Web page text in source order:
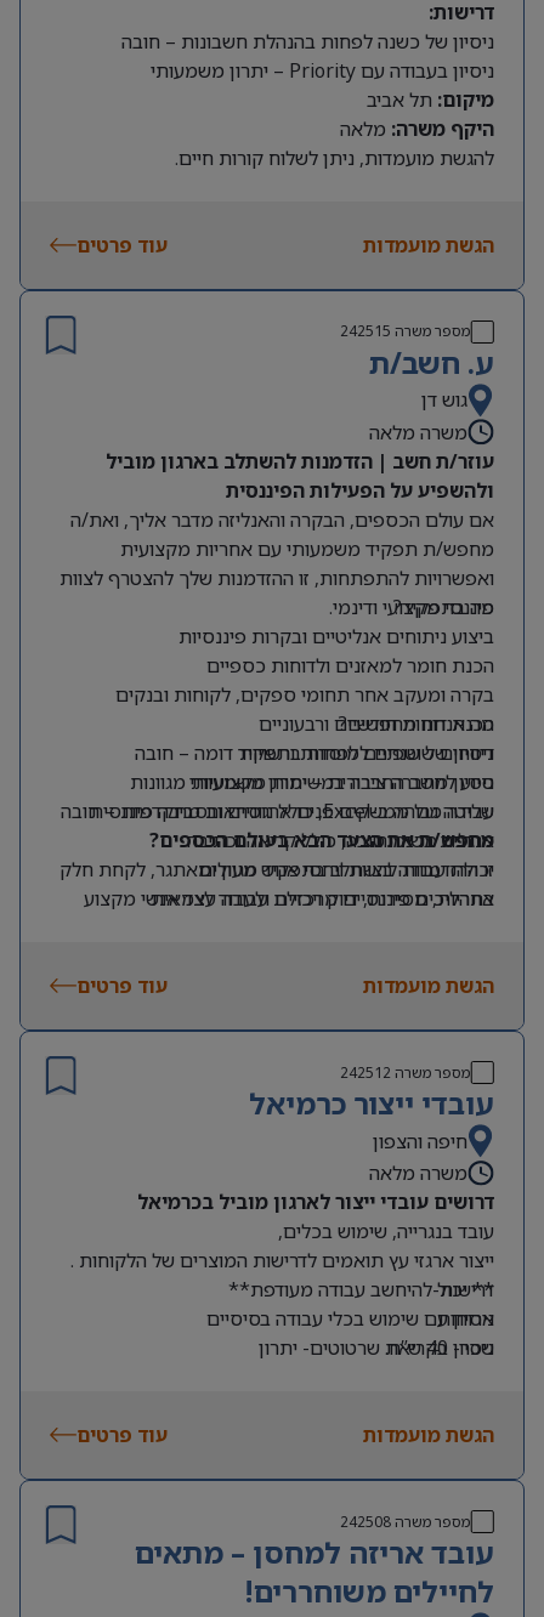
דרישות:
ניסיון של כשנה לפחות בהנהלת חשבונות – חובה
ניסיון בעבודה עם Priority – יתרון משמעותי
מיקום: תל אביב
היקף משרה: מלאה
להגשת מועמדות, ניתן לשלוח קורות חיים.
הגשת מועמדות עוד פרטים
מספר משרה 242515
ע. חשב/ת
גוש דן
משרה מלאה
עוזר/ת חשב | הזדמנות להשתלב בארגון מוביל
ולהשפיע על הפעילות הפיננסית
אם עולם הכספים, הבקרה והאנליזה מדבר אליך, ואת/ה
מחפש/ת תפקיד משמעותי עם אחריות מקצועית
ואפשרויות להתפתחות, זו ההזדמנות שלך להצטרף לצוות
פיננסי מקצועי ודינמי.
מה בתפקיד?
ביצוע ניתוחים אנליטיים ובקרות פיננסיות
הכנת חומר למאזנים ולדוחות כספיים
בקרה ומעקב אחר תחומי ספקים, לקוחות ובנקים
הכנת דוחות חודשיים ורבעוניים
דיווחים שוטפים למוסדות ורשויות
סיוע לחשב החברה במשימות מקצועיות מגוונות
עבודה מול ממשקים פנים ארגוניים ובסביבה פיננסית
מרובת משימות
מה אנחנו מחפשים?
ניסיון של שנתיים לפחות בתפקיד דומה – חובה
ניסיון מחברה ציבורית – יתרון משמעותי
שליטה גבוהה ב-Excel, כולל נוסחאות מתקדמות – חובה
אנגלית ברמה טובה, כולל קריאה וכתיבה
יכולת עבודה בצוות ויחסי אנוש מעולים
אחריות, מסירות, דיוק ויכולת עבודה עצמאית
מחפש/ת את הצעד הבא בעולם הכספים?
זו ההזדמנות להשתלב בתפקיד מגוון ומאתגר, לקחת חלק
בתהליכים פיננסיים מרכזיים ולעבוד לצד אנשי מקצוע
הגשת מועמדות עוד פרטים
מספר משרה 242512
עובדי ייצור כרמיאל
חיפה והצפון
משרה מלאה
דרושים עובדי ייצור לארגון מוביל בכרמיאל
עובד בנגרייה, שימוש בכלים,
ייצור ארגזי עץ תואמים לדרישות המוצרים של הלקוחות .
דרישות-
ניסיון עם שימוש בכלי עבודה בסיסיים
ניסיון בקריאת שרטוטים- יתרון
** יכול להיחשב עבודה מעודפת**
ארוחות
שכר- 40 ש”ח.
הגשת מועמדות
עוד פרטים
מספר משרה242508
עובד אריזה למחסן – מתאים
לחיילים משוחררים!